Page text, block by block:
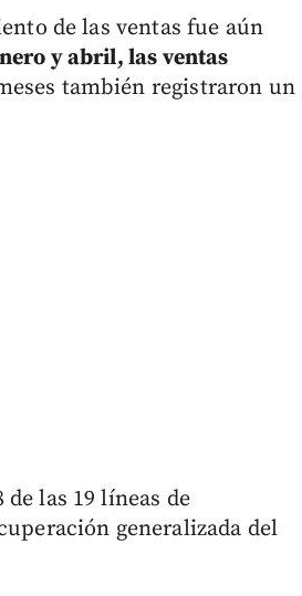
de las ventas fue aún
y abril, las ventas
también registraron un
las 19 líneas de
generalizada del